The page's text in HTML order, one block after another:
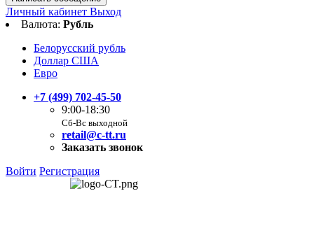
Личный кабинет Выход
Валюта: Рубль
Белорусский рубль
Доллар США
Евро
+7 (499) 702-45-50
9:00-18:30
Сб-Вс выходной
retail@c-tt.ru
Заказать звонок
Войти Регистрация